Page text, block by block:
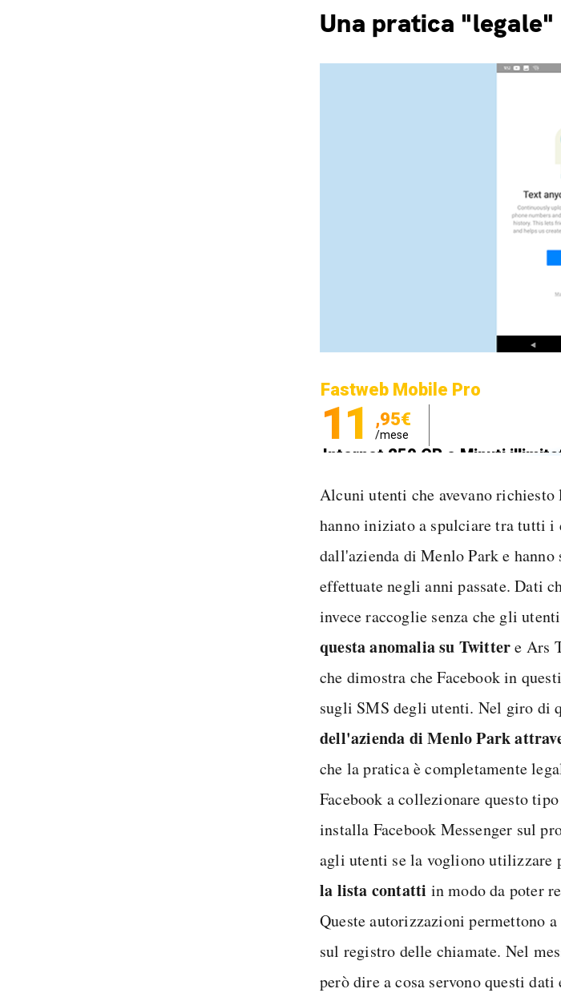
Una pratica "legale"
Fastweb Mobile Pro
11 ,95€
/mese
Internet 250 GB e Minuti
Alcuni utenti che avevano
hanno iniziato a spulciare tra tutti
dall'azienda di Menlo Park e
effettuate negli anni passate. Dati
invece raccoglie senza che gli
questa anomalia su Twittere Ars
che dimostra che Facebook in
sugli SMS degli utenti. Nel giro di
dell'azienda di Menlo Park
che la pratica è completamente
Facebook a collezionare questo
installa Facebook Messenger sul
agli utenti se la vogliono utilizzare
la lista contatti in modo da poter
Queste autorizzazioni permettono
sul registro delle chiamate. Nel
però dire a cosa servono questi dati